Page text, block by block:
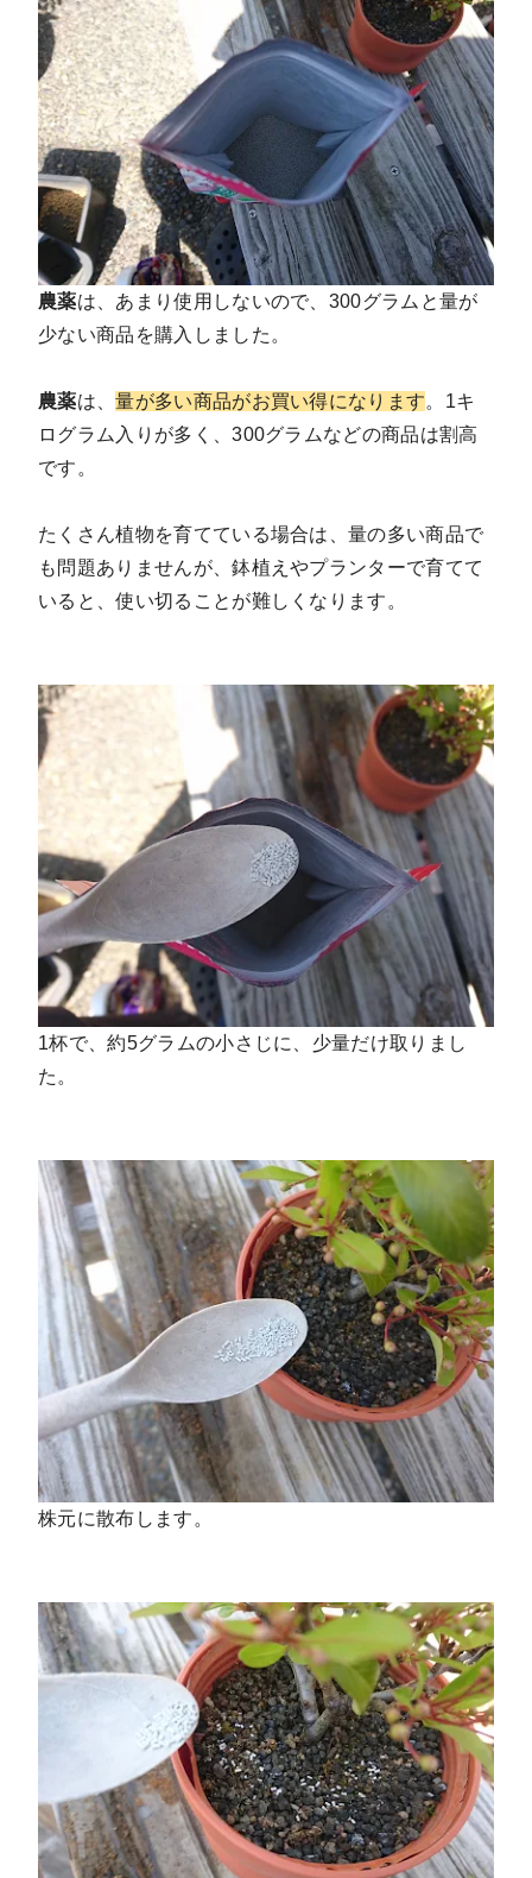
農薬は、あまり使用しないので、300グラムと量が
少ない商品を購入しました。
農薬は、量が多い商品がお買い得になります。1キ
ログラム入りが多く、300グラムなどの商品は割高
です。
たくさん植物を育てている場合は、量の多い商品で
も問題ありませんが、鉢植えやプランターで育てて
いると、使い切ることが難しくなります。
1杯で、約5グラムの小さじに、少量だけ取りまし
た。
株元に散布します。